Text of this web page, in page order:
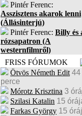
Pintér Ferenc:
Asszisztens akarok lenni
(Állásinterjú)
Pintér Ferenc: Billy és
rózsapatron (A
westernfilmről)
FRISS FÓRUMOK
Ötvös Németh Edit 44
perce
Mórotz Krisztina 3
Szilasi Katalin 15
Farkas György 15